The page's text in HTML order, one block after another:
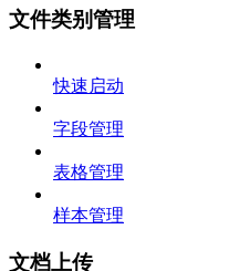
文件类别管理
快速启动
字段管理
表格管理
样本管理
文档上传